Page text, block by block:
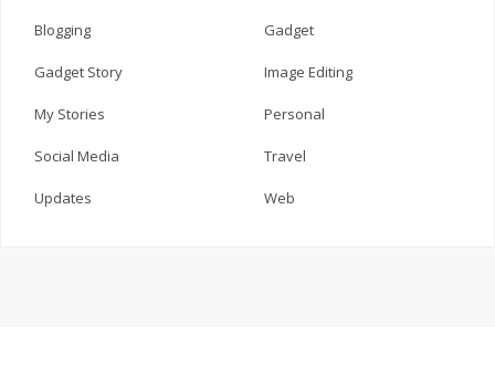
Blogging Gadget
Gadget Story Image Editing
My Stories Personal
Social Media Travel
Updates Web